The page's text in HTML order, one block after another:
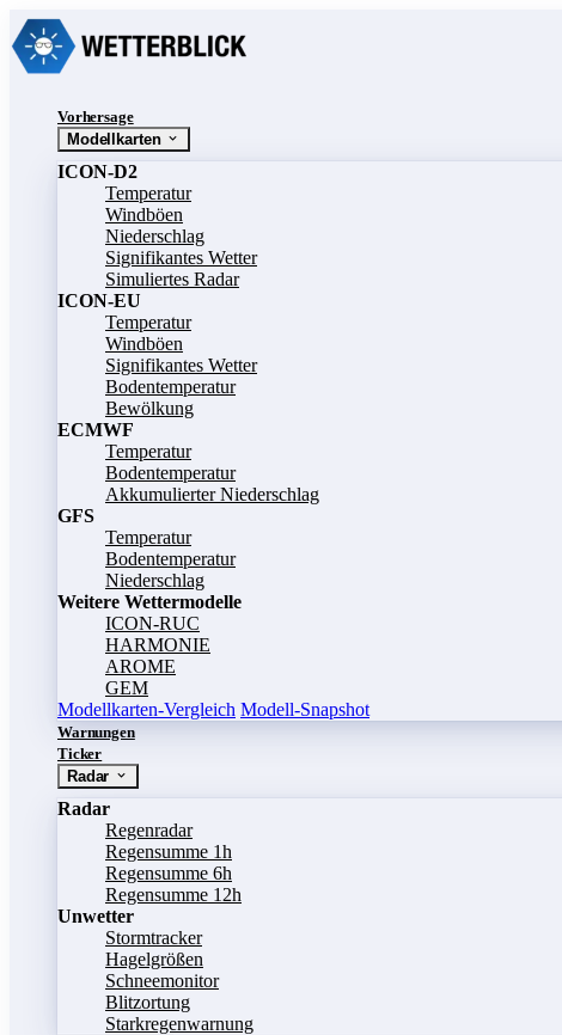
Vorhersage
Modellkarten
ICON-D2
Temperatur
Windböen
Niederschlag
Signifikantes Wetter
Simuliertes Radar
ICON-EU
Temperatur
Windböen
Signifikantes Wetter
Bodentemperatur
Bewölkung
ECMWF
Temperatur
Bodentemperatur
Akkumulierter Niederschlag
GFS
Temperatur
Bodentemperatur
Niederschlag
Weitere Wettermodelle
ICON-RUC
HARMONIE
AROME
GEM
Modellkarten-Vergleich Modell-Snapshot
Warnungen
Ticker
Radar
Radar
Regenradar
Regensumme 1h
Regensumme 6h
Regensumme 12h
Unwetter
Stormtracker
Hagelgrößen
Schneemonitor
Blitzortung
Starkregenwarnung